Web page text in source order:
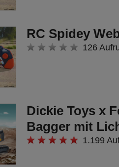
RC Spidey
126
Dickie Toys x
Bagger mit
1.199